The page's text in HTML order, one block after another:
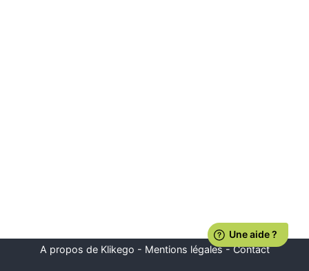
A propos de Klikego - Mentions légales-Contact